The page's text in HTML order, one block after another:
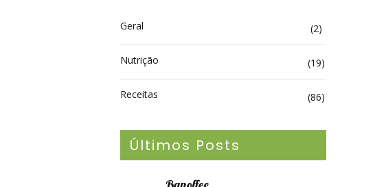
Geral (2)
Nutrição (19)
Receitas (86)
Últimos Posts